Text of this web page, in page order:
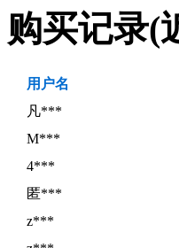
购买记录(
用户名
凡***
M***
4***
匿***
z***